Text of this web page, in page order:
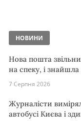
НОВИНИ
Нова пошта
на спеку, і знайшла
7 Серпня 2026
Журналісти
автобусі Києва і